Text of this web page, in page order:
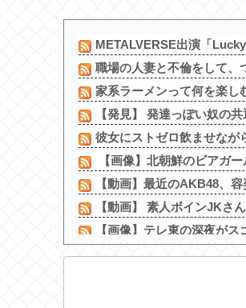
METALVERSE出演「
職場の人妻と不倫をして、
家系ラーメンって何を楽し
【発見】 発達っぽい奴の
彼女にストゼロ飲ませなが
【画像】北朝鮮のビアガ
【動画】最近のAKB48、
【動画】 素人ボインJKさ
【画像】テレ東の深夜が
【画像】美人インフルエン